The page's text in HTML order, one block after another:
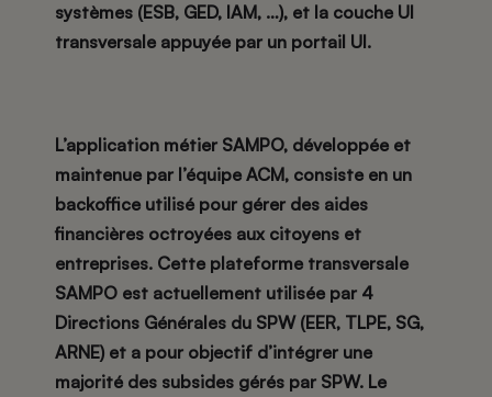
systèmes (ESB, GED, IAM, …), et la couche UI
transversale appuyée par un portail UI.
L’application métier SAMPO, développée et
maintenue par l’équipe ACM, consiste en un
backoffice utilisé pour gérer des aides
financières octroyées aux citoyens et
entreprises. Cette plateforme transversale
SAMPO est actuellement utilisée par 4
Directions Générales du SPW (EER, TLPE, SG,
ARNE) et a pour objectif d’intégrer une
majorité des subsides gérés par SPW. Le